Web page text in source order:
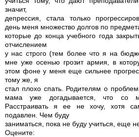
значит,
депрессия, стала только
день меня множество долгов по
которые до конца учебного года
отчислением
у нас строго (тем более что я на
мне уже осенью грозит армия, в
этом фоне у меня еще сильнее
тому же, я
стал плохо спать. Родителям о
мама уже догадывается, что со
Расстраивать я ее не хочу, хотя
подавлен. Чем буду
заниматься, пока не буду учиться, еще
Оцените: